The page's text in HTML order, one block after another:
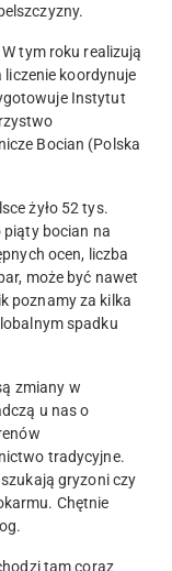
tym roku realizują
koordynuje
Instytut
Bocian (Polska
żyło 52 tys.
piąty bocian na
ocen, liczba
może być nawet
poznamy za kilka
spadku
zmiany w
u nas o
tradycyjne.
gryzoni czy
Chętnie
tam coraz